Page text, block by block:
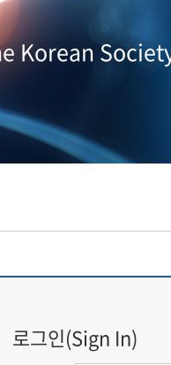
Korean
로그인(Sign In)